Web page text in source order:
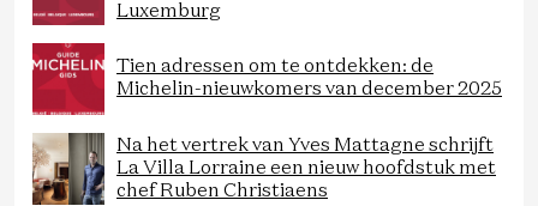
Luxemburg
Tien adressen om te ontdekken: de
Michelin-nieuwkomers van december 2025
Na het vertrek van Yves Mattagne schrijft
La Villa Lorraine een nieuw hoofdstuk met
chef Ruben Christiaens